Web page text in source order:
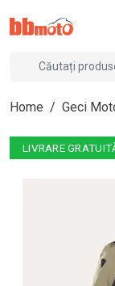
Home / Geci
LIVRARE